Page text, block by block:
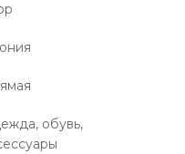
обувь,